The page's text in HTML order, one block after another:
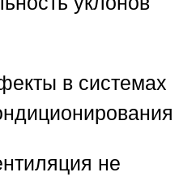
в системах
не